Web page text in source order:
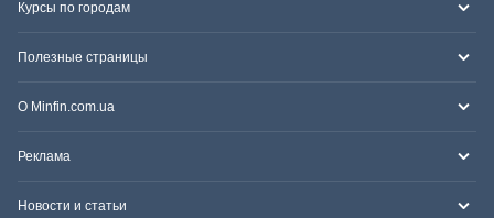
Курсы по городам
Полезные страницы
О Minfin.com.ua
Реклама
Новости и статьи